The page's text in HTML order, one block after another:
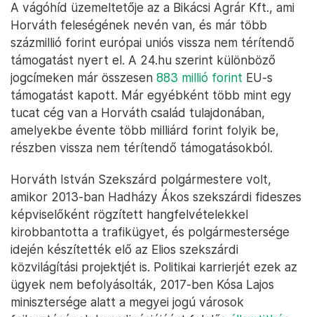
A vágóhíd üzemeltetője az a Bikácsi Agrár Kft., ami
Horváth feleségének nevén van, és már több
százmillió forint európai uniós vissza nem térítendő
támogatást nyert el. A 24.hu szerint különböző
jogcímeken már összesen 883 millió forint EU-s
támogatást kapott. Már egyébként több mint egy
tucat cég van a Horváth család tulajdonában,
amelyekbe évente több milliárd forint folyik be,
részben vissza nem térítendő támogatásokból.
Horváth István Szekszárd polgármestere volt,
amikor 2013-ban Hadházy Ákos szekszárdi fideszes
képviselőként rögzített hangfelvételekkel
kirobbantotta a trafikügyet, és polgármestersége
idején készítették elő az Elios szekszárdi
közvilágítási projektjét is. Politikai karrierjét ezek az
ügyek nem befolyásolták, 2017-ben Kósa Lajos
minisztersége alatt a megyei jogú városok